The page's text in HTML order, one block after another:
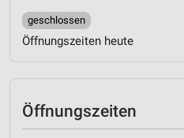
geschlossen
Öffnungszeiten heute
Öffnungszeiten